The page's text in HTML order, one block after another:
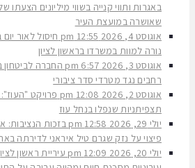
באגרות ותווי קנייה בשווי מיליונים הצעתו
שאושרה במועצת העיר
אוגוסט 4, 2026
12:55 pm
חיסול לאור
נורה למוות במשרדו בראשון לציון
אוגוסט 3, 2026
6:57 pm
החברה לביטחון
רחבים נגד מטרדי סדר ציבורי
אוגוסט 2, 2026
12:08 pm
תצפיתניות שנפלו בנחל עוז
יולי 29, 2026
12:58 pm
בזכות הנציבות:
פיצוי על נזק שגרם טיל איראני לדירתה
יולי 20, 2026
12:09 pm
עיריית ראשון